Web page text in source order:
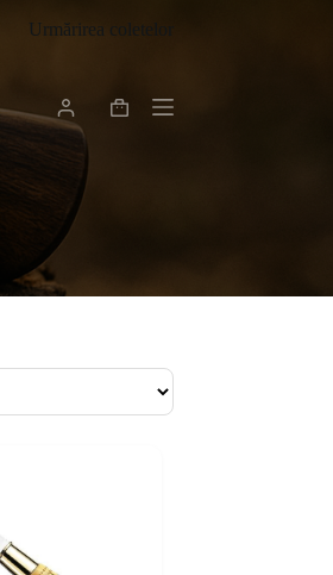
Urmărirea coletelor
Coș